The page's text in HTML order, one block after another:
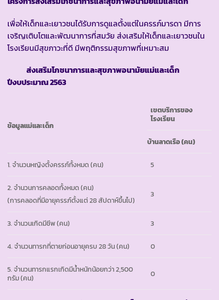
เพื่อให้เด็กและเยาวชนได้รับการดูแลตั้งแต่ในครรภ์มารดา มีการ
เจริญเติบโตและพัฒนาการที่สมวัย ส่งเสริมให้เด็กและเยาวชนใน
โรงเรียนมีสุขภาวะที่ดี มีพฤติกรรมสุขภาพที่เหมาะสม
ส่งเสริมโภชนาการและสุขภาพอนามัยแม่และเด็ก
ปีงบประมาณ 2563
ข้อมูลแม่และเด็ก
เขตบริการของ
โรงเรียน
บ้านลาดเรือ (คน)
1. จำนวนหญิงตั้งครรภ์ทั้งหมด (คน) 5
2. จำนวนการคลอดทั้งหมด (คน)
(การคลอดที่มีอายุครรภ์ตั้งแต่ 28 สัปดาห์ขึ้นไป)
3
3. จำนวนเกิดมีชีพ (คน) 3
4. จำนวนทารกที่ตายก่อนอายุครบ 28 วัน (คน) 0
5. จำนวนทารกแรกเกิดมีน้ำหนักน้อยกว่า 2,500
กรัม (คน)
0